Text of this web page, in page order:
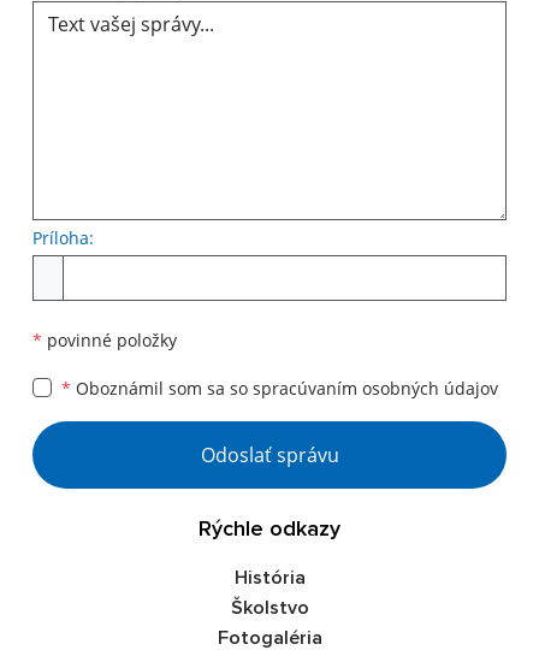
Príloha:
* povinné položky
* Oboznámil som sa so spracúvaním osobných údajov
Google reCaptcha Response
Odoslať správu
Rýchle odkazy
História
Školstvo
Fotogaléria